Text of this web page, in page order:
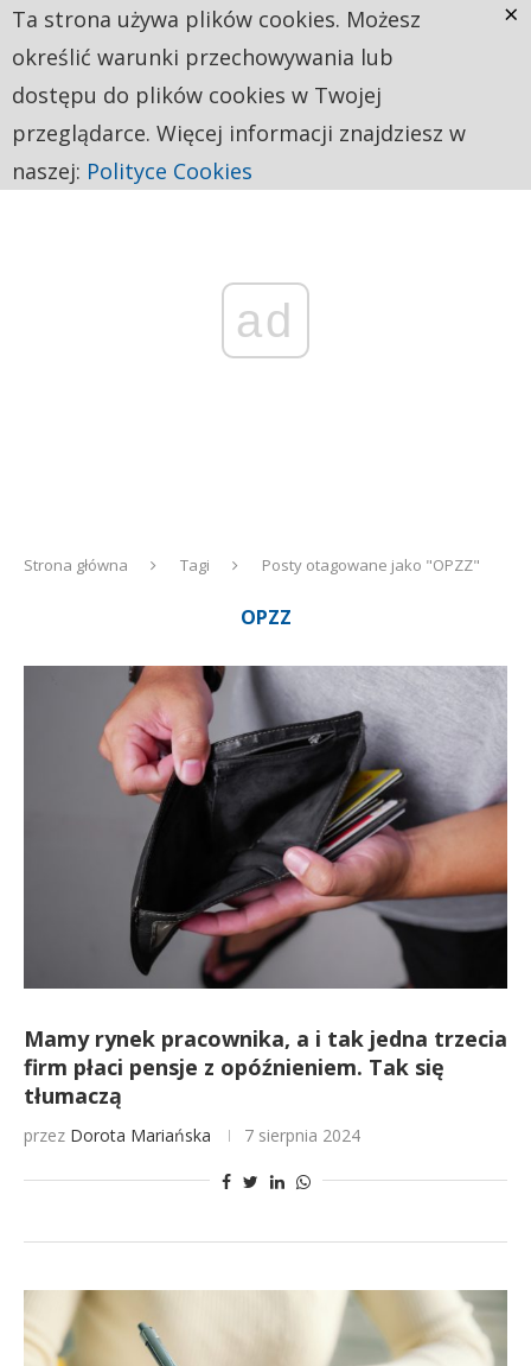
ad
Strona główna Tagi Posty otagowane jako "OPZZ"
OPZZ
Mamy rynek pracownika, a i tak jedna trzecia
firm płaci pensje z opóźnieniem. Tak się
tłumaczą
przez Dorota Mariańska 7 sierpnia 2024
Ta strona używa plików cookies. Możesz
określić warunki przechowywania lub
dostępu do plików cookies w Twojej
przeglądarce. Więcej informacji znajdziesz w
naszej: Polityce Cookies
×